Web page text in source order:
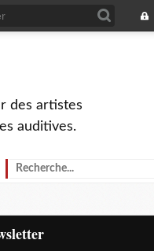
des artistes
auditives.